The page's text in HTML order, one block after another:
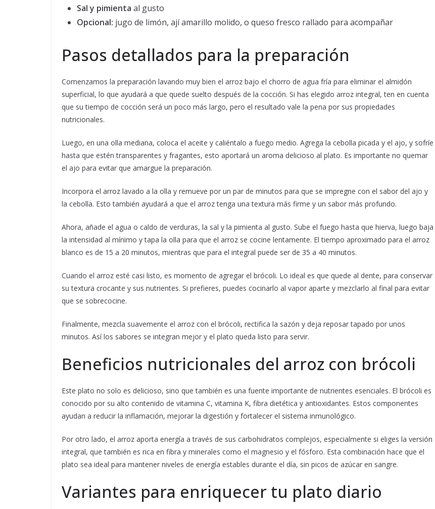
Sal y pimienta al gusto
Opcional: jugo de limón, ají amarillo molido, o queso fresco rallado para acompañar
Pasos detallados para la preparación
Comenzamos la preparación lavando muy bien el arroz bajo el chorro de agua fría para eliminar el almidón
superficial, lo que ayudará a que quede suelto después de la cocción. Si has elegido arroz integral, ten en cuenta
que su tiempo de cocción será un poco más largo, pero el resultado vale la pena por sus propiedades
nutricionales.
Luego, en una olla mediana, coloca el aceite y caliéntalo a fuego medio. Agrega la cebolla picada y el ajo, y sofríe
hasta que estén transparentes y fragantes, esto aportará un aroma delicioso al plato. Es importante no quemar
el ajo para evitar que amargue la preparación.
Incorpora el arroz lavado a la olla y remueve por un par de minutos para que se impregne con el sabor del ajo y
la cebolla. Esto también ayudará a que el arroz tenga una textura más firme y un sabor más profundo.
Ahora, añade el agua o caldo de verduras, la sal y la pimienta al gusto. Sube el fuego hasta que hierva, luego baja
la intensidad al mínimo y tapa la olla para que el arroz se cocine lentamente. El tiempo aproximado para el arroz
blanco es de 15 a 20 minutos, mientras que para el integral puede ser de 35 a 40 minutos.
Cuando el arroz esté casi listo, es momento de agregar el brócoli. Lo ideal es que quede al dente, para conservar
su textura crocante y sus nutrientes. Si prefieres, puedes cocinarlo al vapor aparte y mezclarlo al final para evitar
que se sobrecocine.
Finalmente, mezcla suavemente el arroz con el brócoli, rectifica la sazón y deja reposar tapado por unos
minutos. Así los sabores se integran mejor y el plato queda listo para servir.
Beneficios nutricionales del arroz con brócoli
Este plato no solo es delicioso, sino que también es una fuente importante de nutrientes esenciales. El brócoli es
conocido por su alto contenido de vitamina C, vitamina K, fibra dietética y antioxidantes. Estos componentes
ayudan a reducir la inflamación, mejorar la digestión y fortalecer el sistema inmunológico.
Por otro lado, el arroz aporta energía a través de sus carbohidratos complejos, especialmente si eliges la versión
integral, que también es rica en fibra y minerales como el magnesio y el fósforo. Esta combinación hace que el
plato sea ideal para mantener niveles de energía estables durante el día, sin picos de azúcar en sangre.
Variantes para enriquecer tu plato diario